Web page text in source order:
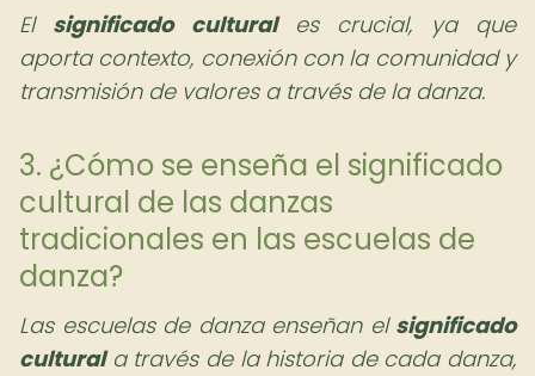
El significado culturales crucial, ya que
aporta contexto, conexión con la comunidad y
transmisión de valores a través de la danza.
3. ¿Cómo se enseña el significado
cultural de las danzas
tradicionales en las escuelas de
danza?
Las escuelas de danza enseñan el significado
culturala través de la historia de cada danza,